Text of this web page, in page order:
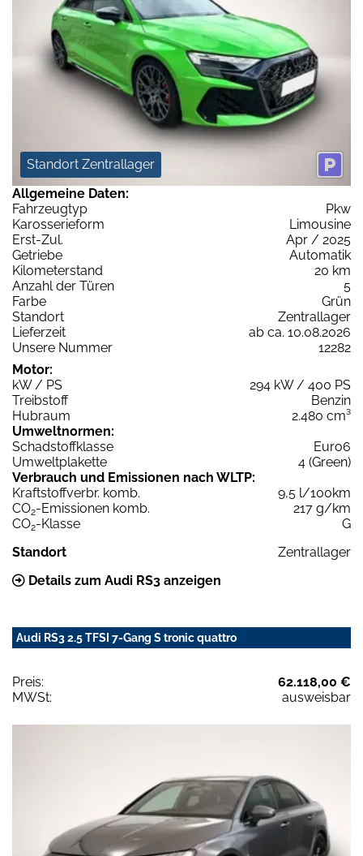
Standort Zentrallager
Allgemeine Daten:
Fahrzeugtyp
Pkw
Karosserieform
Limousine
Erst-Zul.
Apr / 2025
Getriebe
Automatik
Kilometerstand
20 km
Anzahl der Türen
5
Farbe
Grün
Standort
Zentrallager
Lieferzeit
ab ca. 10.08.2026
Unsere Nummer
12282
Motor:
kW / PS
294 kW / 400 PS
Treibstoff
Benzin
Hubraum
2.480 cm³
Umweltnormen:
Schadstoffklasse
Euro6
Umweltplakette
4 (Green)
Verbrauch und Emissionen nach WLTP:
Kraftstoffverbr. komb.
9,5 l/100km
CO2-Emissionen komb.
217 g/km
CO2-Klasse
G
Standort
Zentrallager
Details zum Audi RS3 anzeigen
Audi RS3 2.5 TFSI 7-Gang S tronic quattro
Preis:
62.118,00 €
MWSt:
ausweisbar